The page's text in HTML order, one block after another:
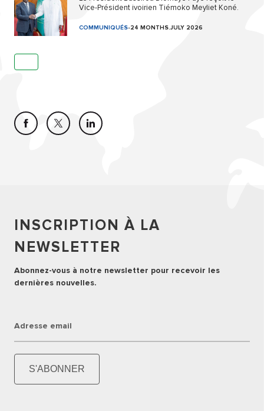
Vice-Président ivoirien Tiémoko Meyliet Koné.
COMMUNIQUÉS-24 MONTHS.JULY 2026
INSCRIPTION À LA
NEWSLETTER
Abonnez-vous à notre newsletter pour recevoir les
dernières nouvelles.
Adresse email
S'ABONNER